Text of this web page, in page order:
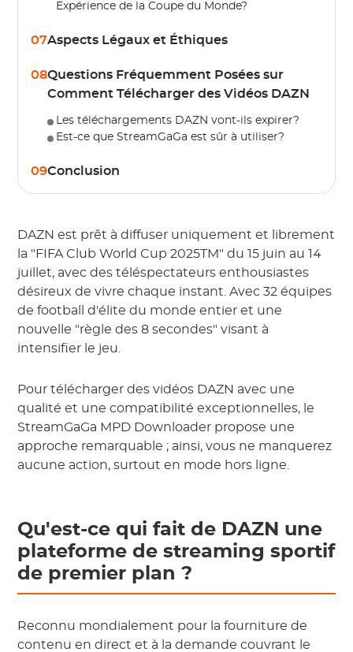
Expérience de la Coupe du Monde?
07Aspects Légaux et Éthiques
08Questions Fréquemment Posées sur
Comment Télécharger des Vidéos DAZN
Les téléchargements DAZN vont-ils expirer?
Est-ce que StreamGaGa est sûr à utiliser?
09Conclusion
DAZN est prêt à diffuser uniquement et librement
la "FIFA Club World Cup 2025TM" du 15 juin au 14
juillet, avec des téléspectateurs enthousiastes
désireux de vivre chaque instant. Avec 32 équipes
de football d'élite du monde entier et une
nouvelle "règle des 8 secondes" visant à
intensifier le jeu.
Pour télécharger des vidéos DAZN avec une
qualité et une compatibilité exceptionnelles, le
StreamGaGa MPD Downloader propose une
approche remarquable ; ainsi, vous ne manquerez
aucune action, surtout en mode hors ligne.
Qu'est-ce qui fait de DAZN une
plateforme de streaming sportif
de premier plan ?
Reconnu mondialement pour la fourniture de
contenu en direct et à la demande couvrant le